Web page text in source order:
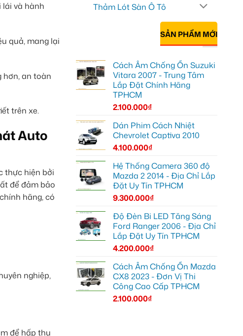
và hành
quả, mang lại
hơn, an toàn
trên xe.
Auto
thực hiện bởi
để đảm bảo
hãng, có
nghiệp,
để hấp thụ
Thảm Lót Sàn Ô Tô
SẢN PHẨM MỚI
Cách Âm Chống Ồn Suzuki
Vitara 2007 - Trung Tâm
Lắp Đặt Chính Hãng
TPHCM
2.100.000₫
Dán Phim Cách Nhiệt
Chevrolet Captiva 2010
4.100.000₫
Hệ Thống Camera 360 độ
Mazda 2 2014 - Địa Chỉ Lắp
Đặt Uy Tín TPHCM
9.300.000₫
Độ Đèn Bi LED Tăng Sáng
Ford Ranger 2006 - Địa Chỉ
Lắp Đặt Uy Tín TPHCM
4.200.000₫
Cách Âm Chống Ồn Mazda
CX8 2023 - Đơn Vị Thi
Công Cao Cấp TPHCM
2.100.000₫